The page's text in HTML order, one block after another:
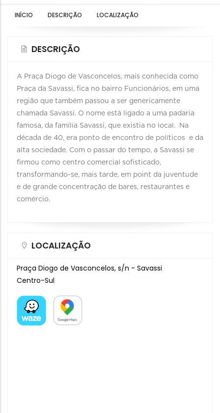
INÍCIO DESCRIÇÃO LOCALIZAÇÃO
DESCRIÇÃO
A Praça Diogo de Vasconcelos, mais conhecida como
Praça da Savassi, fica no bairro Funcionários, em uma
região que também passou a ser genericamente
chamada Savassi. O nome está ligado a uma padaria
famosa, da família Savassi, que existia no local. Na
década de 40, era ponto de encontro de políticos e da
alta sociedade. Com o passar do tempo, a Savassi se
firmou como centro comercial sofisticado,
transformando-se, mais tarde, em point da juventude
e de grande concentração de bares, restaurantes e
comércio.
LOCALIZAÇÃO
Praça Diogo de Vasconcelos, s/n - Savassi
Centro-Sul